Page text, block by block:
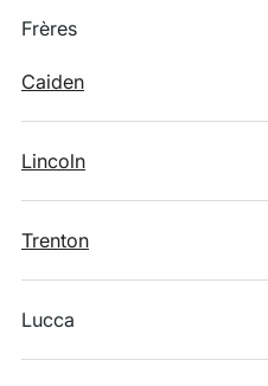
Frères
Caiden
Lincoln
Trenton
Lucca